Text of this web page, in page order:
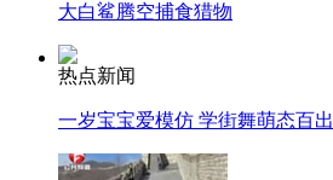
大白鲨腾空捕食猎物
热点新闻
一岁宝宝爱模仿 学街舞萌态百出